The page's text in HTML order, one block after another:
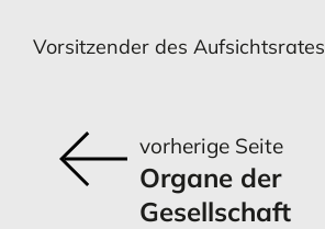
MEHR ERFAHREN
Ausblick
Vorsitzender des Aufsichtsrates
vorherige Seite
Organe der
Gesellschaft
MEHR ERFAHREN